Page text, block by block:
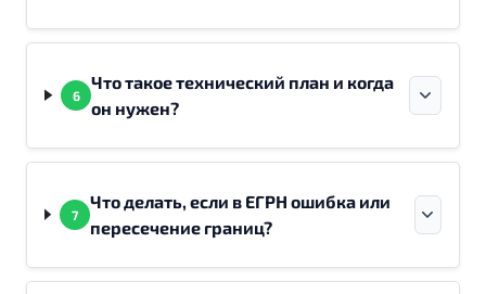
6
Что такое технический план и когда
он нужен?
7
Что делать, если в ЕГРН ошибка или
пересечение границ?